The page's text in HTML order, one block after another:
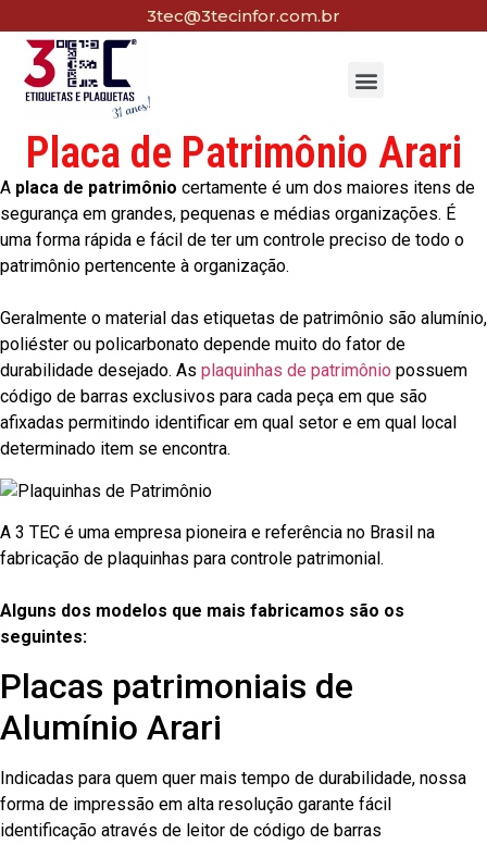
3tec@3tecinfor.com.br
Placa de Patrimônio Arari
A placa de patrimônio certamente é um dos maiores itens de
segurança em grandes, pequenas e médias organizações. É
uma forma rápida e fácil de ter um controle preciso de todo o
patrimônio pertencente à organização.
Geralmente o material das etiquetas de patrimônio são alumínio,
poliéster ou policarbonato depende muito do fator de
durabilidade desejado. As plaquinhas de patrimônio possuem
código de barras exclusivos para cada peça em que são
afixadas permitindo identificar em qual setor e em qual local
determinado item se encontra.
A 3 TEC é uma empresa pioneira e referência no Brasil na
fabricação de plaquinhas para controle patrimonial.
Alguns dos modelos que mais fabricamos são os
seguintes:
Placas patrimoniais de
Alumínio Arari
Indicadas para quem quer mais tempo de durabilidade, nossa
forma de impressão em alta resolução garante fácil
identificação através de leitor de código de barras